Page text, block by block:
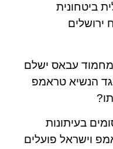
ביטחונית
ירושלים
עבאס ישלם
הנשיא טראמפ
בעיתונות
וישראל פועלים